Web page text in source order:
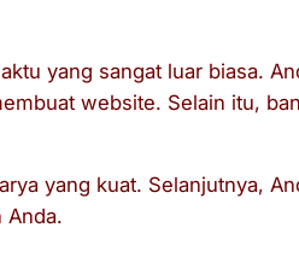
yang sangat luar biasa.
website. Selain itu,
yang kuat. Selanjutnya,
Anda.